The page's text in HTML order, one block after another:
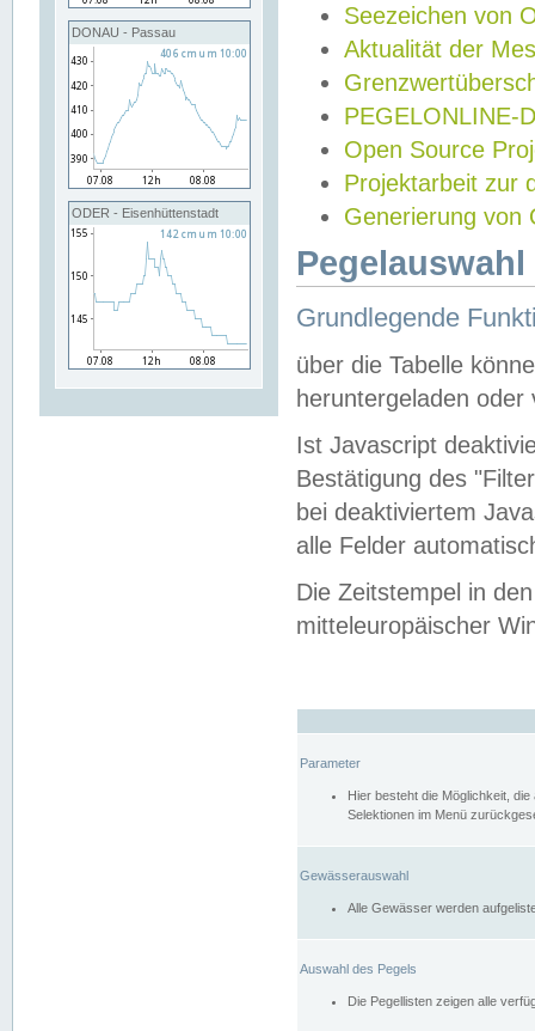
DONAU - Passau
ODER - Eisenhüttenstadt
Seezeichen von
Aktualität der
PEGELONLINE-
Open Source
Projektarbeit zur
Generierung von
Grundlegende
über die Tabelle
heruntergeladen oder
Ist Javascript
Bestätigung des
bei deaktiviertem
alle Felder
Die Zeitstempel in
mitteleuropäischer
Parameter
Hier besteht die Möglichkeit,
Selektionen im Menü
Gewässerauswahl
Alle Gewässer werden
Auswahl des Pegels
Die Pegellisten zeigen alle